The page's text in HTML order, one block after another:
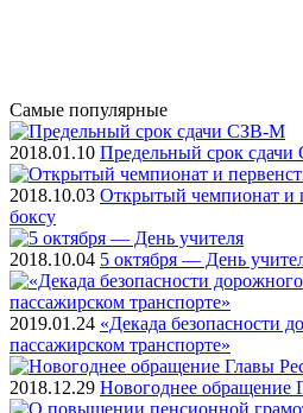
Самые популярные
2018.01.10 Предельный срок
2018.10.03 Открытый чемпионат и
боксу
2018.10.04 5 октября — День
2019.01.24 «Декада безопасности
пассажирском транспорте»
2018.12.29 Новогоднее обращение